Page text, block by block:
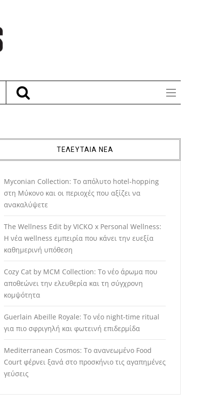
ΤΕΛΕΥΤΑΙΑ ΝΕΑ
Myconian Collection: Το απόλυτο hotel-hopping
στη Μύκονο και οι περιοχές που αξίζει να
ανακαλύψετε
The Wellness Edit by VICKO x Personal Wellness:
Η νέα wellness εμπειρία που κάνει την ευεξία
καθημερινή υπόθεση
Cozy Cat by MCM Collection: Το νέο άρωμα που
αποθεώνει την ελευθερία και τη σύγχρονη
κομψότητα
Guerlain Abeille Royale: Το νέο night-time ritual
για πιο σφριγηλή και φωτεινή επιδερμίδα
Mediterranean Cosmos: Το ανανεωμένο Food
Court φέρνει ξανά στο προσκήνιο τις αγαπημένες
γεύσεις